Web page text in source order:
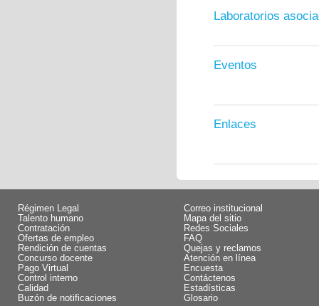
Laboratorios
Eventos
Enlaces
Régimen Legal
Talento humano
Contratación
Ofertas de empleo
Rendición de cuentas
Concurso docente
Pago Virtual
Control interno
Calidad
Buzón de notificaciones
Correo institucional
Mapa del sitio
Redes Sociales
FAQ
Quejas y reclamos
Atención en línea
Encuesta
Contáctenos
Estadísticas
Glosario